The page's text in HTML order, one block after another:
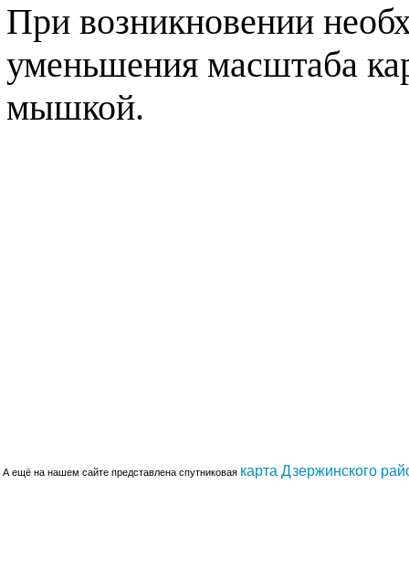
При возникновении
уменьшения масштаба
мышкой.
А ещё на нашем сайте представлена спутниковая карта Дзержинского